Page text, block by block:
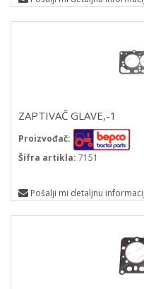
ZAPTIVAČ GLAVE,-1
Proizvođač:
Šifra artikla: 7151
Pošalji mi detaljnu